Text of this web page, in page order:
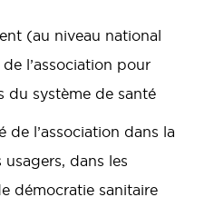
(au niveau national
l’association pour
du système de santé
de l’association dans la
dans les
démocratie sanitaire